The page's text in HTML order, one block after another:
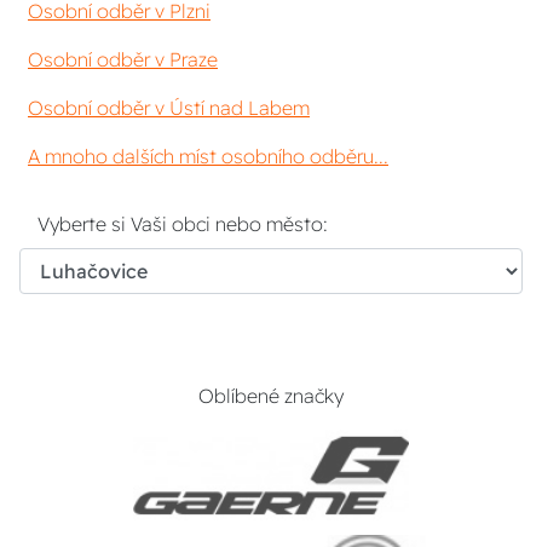
Osobní odběr v Plzni
Osobní odběr v Praze
Osobní odběr v Ústí nad Labem
A mnoho dalších míst osobního odběru...
Vyberte si Vaši obci nebo město:
Oblíbené značky